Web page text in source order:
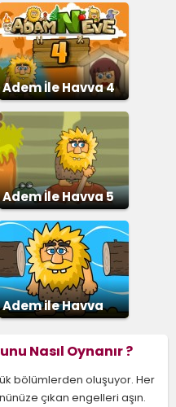
Adem İle Havva 4
Adem İle Havva 5
Adem ile Havva
Nasıl Oynanır ?
bölümlerden oluşuyor. Her
çıkan engelleri aşın.